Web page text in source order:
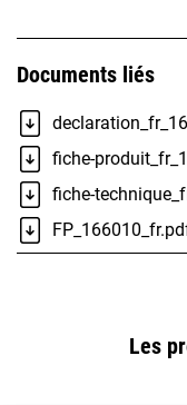
Documents liés
fiche-
fiche-
Les